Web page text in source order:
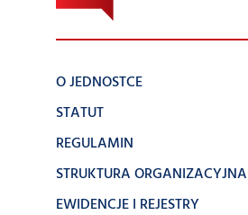
O JEDNOSTCE
STATUT
REGULAMIN
STRUKTURA ORGANIZACYJNA
EWIDENCJE I REJESTRY